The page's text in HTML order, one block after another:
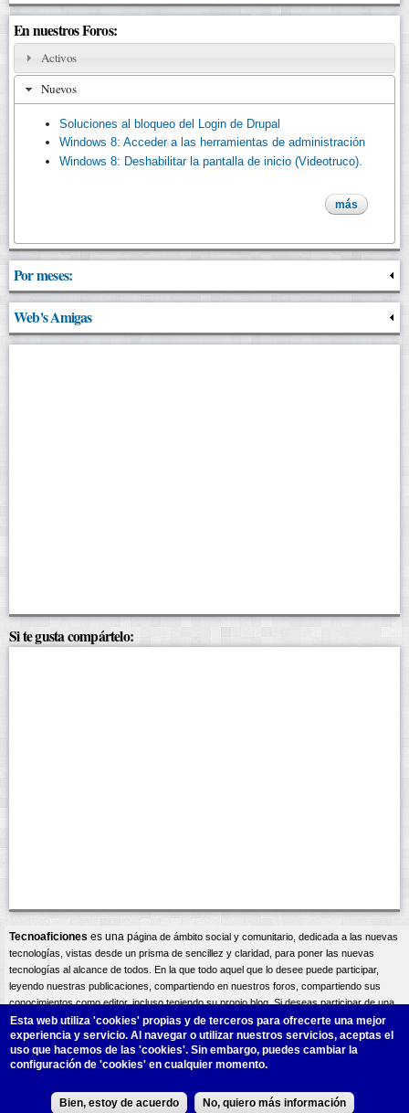
En nuestros Foros:
Activos
Nuevos
Soluciones al bloqueo del Login de Drupal
Windows 8: Acceder a las herramientas de administración
Windows 8: Deshabilitar la pantalla de inicio (Videotruco).
más
Por meses:
Web's Amigas
Si te gusta compártelo:
Tecnoaficiones es una página de ámbito social y comunitario, dedicada a las nuevas
tecnologías, vistas desde un prisma de sencillez y claridad, para poner las nuevas
tecnologías al alcance de todos. En la que todo aquel que lo desee puede participar,
leyendo nuestras publicaciones, compartiendo en nuestros foros, compartiendo sus
conocimientos como editor, incluso teniendo su propio blog. Si deseas participar de una
forma activa bien como editor compartiendo tus conocimientos, o incluso teniendo tu
propio blog, una vez te registres podrás contactar con los administradores del sitio, y así
exponer tus intereses y necesidades. Un saludo atento A.Lliso.
Copyright@2011.
Esta web utiliza 'cookies' propias y de terceros para ofrecerte una mejor
experiencia y servicio. Al navegar o utilizar nuestros servicios, aceptas el
uso que hacemos de las 'cookies'. Sin embargo, puedes cambiar la
configuración de 'cookies' en cualquier momento.
Bien, estoy de acuerdo No, quiero más información